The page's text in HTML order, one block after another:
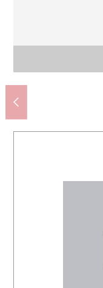
上
跌
Lawson
Lawson
7-
SUGI
AL
茨木
茨
不做